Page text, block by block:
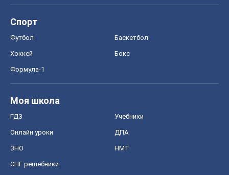
Спорт
Футбол Баскетбол
Хоккей Бокс
Формула-1
Моя школа
ГДЗ Учебники
Онлайн уроки ДПА
ЗНО НМТ
СНГ решебники